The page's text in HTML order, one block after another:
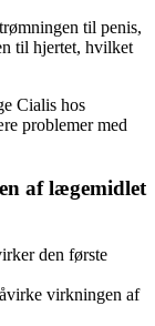
til penis,
til hjertet, hvilket
Cialis hos
problemer med
af lægemidlet
den første
virkningen af